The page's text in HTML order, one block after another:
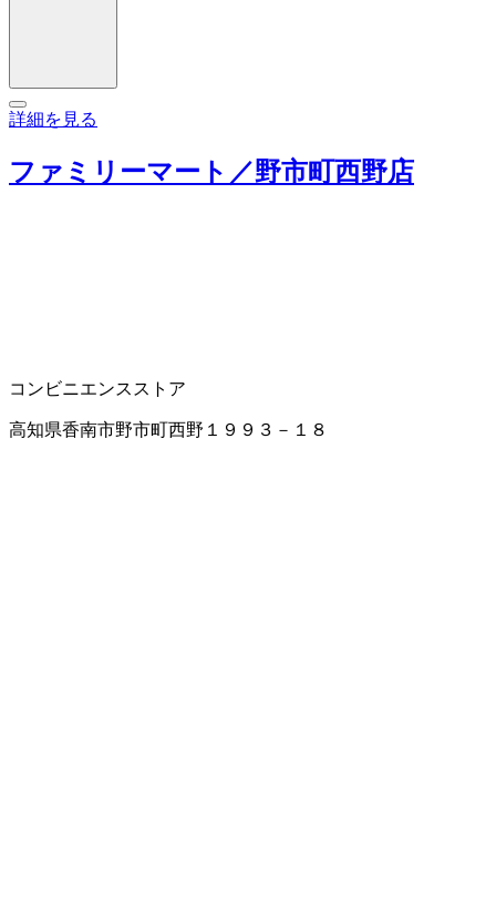
詳細を見る
ファミリーマート／野市町西野店
コンビニエンスストア
高知県香南市野市町西野１９９３－１８